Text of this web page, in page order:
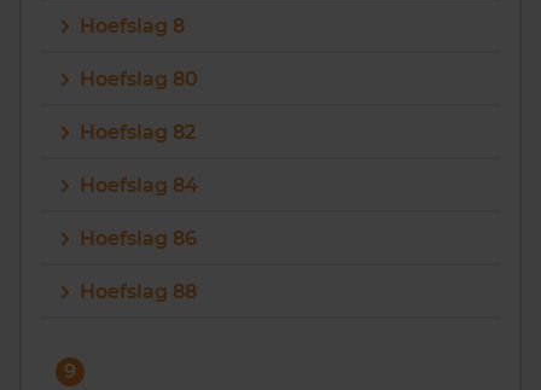
Hoefslag 8
Hoefslag 80
Hoefslag 82
Hoefslag 84
Hoefslag 86
Hoefslag 88
9